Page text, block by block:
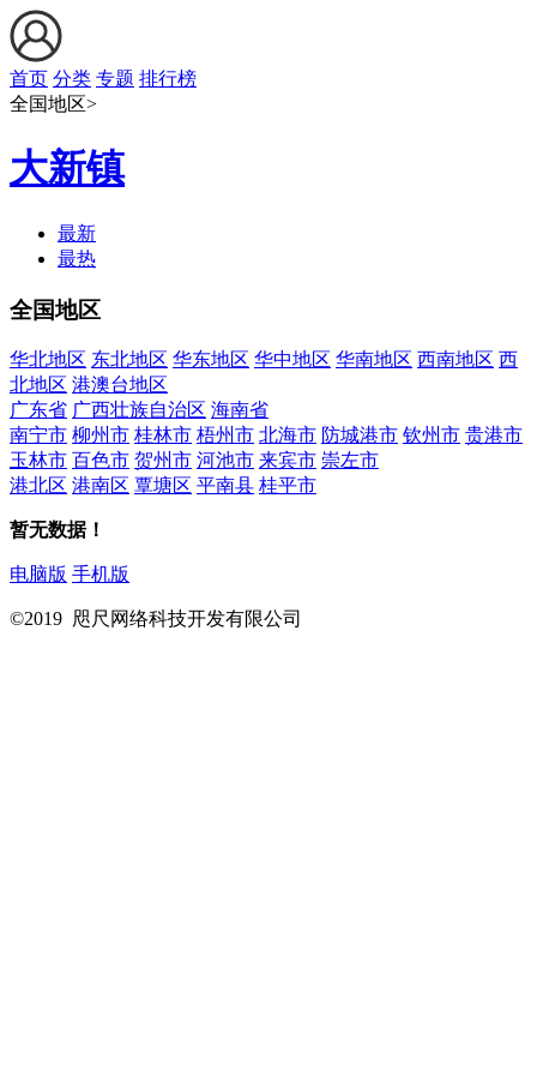
首页 分类 专题 排行榜
全国地区>
大新镇
最新
最热
全国地区
华北地区 东北地区 华东地区 华中地区 华南地区 西南地区 西
北地区 港澳台地区
广东省 广西壮族自治区 海南省
南宁市 柳州市 桂林市 梧州市 北海市 防城港市 钦州市 贵港市
玉林市 百色市 贺州市 河池市 来宾市 崇左市
港北区 港南区 覃塘区 平南县 桂平市
暂无数据！
电脑版 手机版
©2019 咫尺网络科技开发有限公司